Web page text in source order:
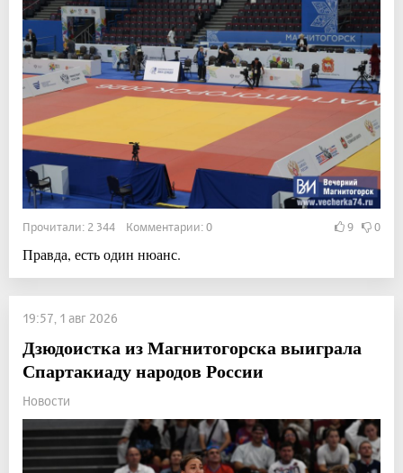
Прочитали: 2 344 Комментарии: 0 9 0
Правда, есть один нюанс.
19:57, 1 авг 2026
Дзюдоистка из Магнитогорска выиграла
Спартакиаду народов России
Новости